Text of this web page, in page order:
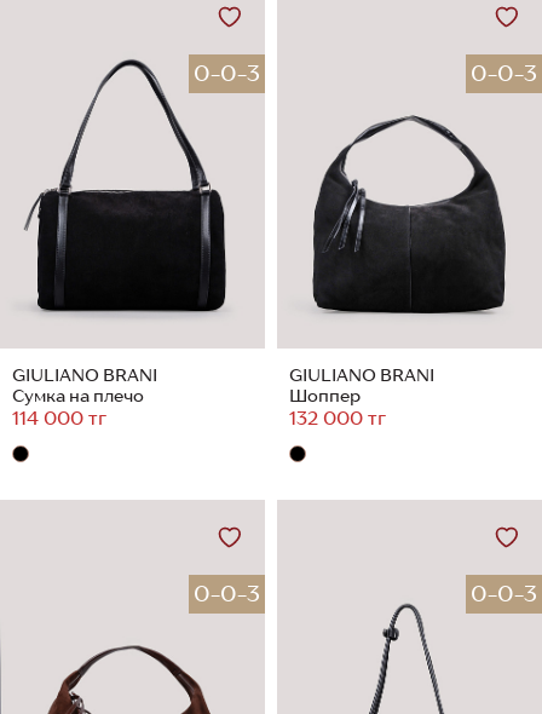
0-0-3
GIULIANO BRANI
Сумка на плечо
114 000 тг
0-0-3
GIULIANO BRANI
Шоппер
132 000 тг
0-0-3 0-0-3